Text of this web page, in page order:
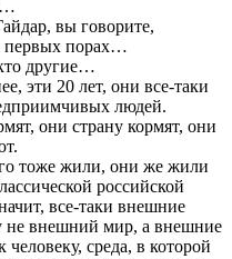
вы говорите,
первых порах…
другие…
эти 20 лет, они все-таки
людей.
они страну кормят, они
тоже жили, они же жили
российской
все-таки внешние
не внешний мир, а внешние
среда, в которой